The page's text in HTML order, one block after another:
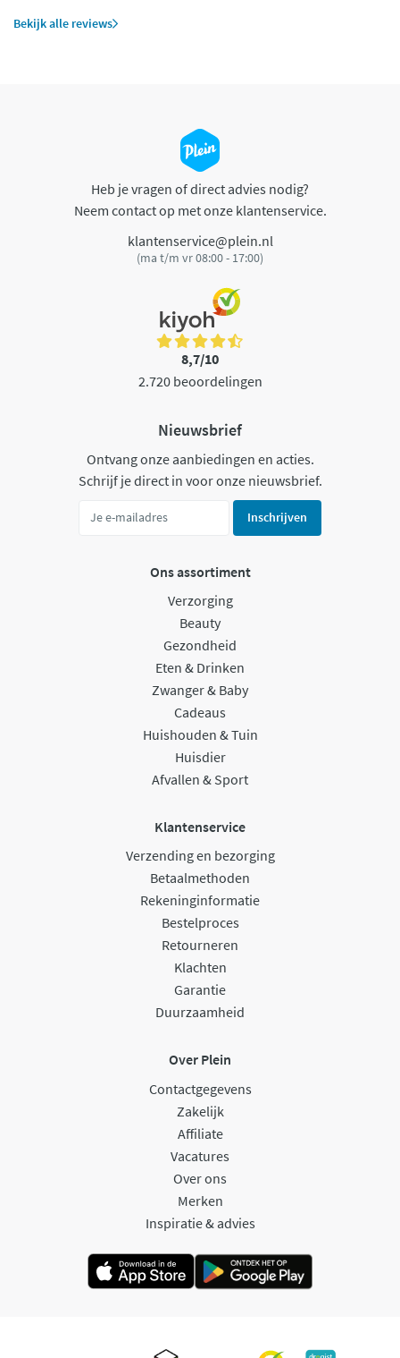
Bekijk alle reviews
Heb je vragen of direct advies nodig?
Neem contact op met onze klantenservice.
klantenservice@plein.nl
(ma t/m vr 08:00 - 17:00)
8,7/10
2.720 beoordelingen
Nieuwsbrief
Ontvang onze aanbiedingen en acties.
Schrijf je direct in voor onze nieuwsbrief.
Inschrijven
Ons assortiment
Verzorging
Beauty
Gezondheid
Eten & Drinken
Zwanger & Baby
Cadeaus
Huishouden & Tuin
Huisdier
Afvallen & Sport
Klantenservice
Verzending en bezorging
Betaalmethoden
Rekeninginformatie
Bestelproces
Retourneren
Klachten
Garantie
Duurzaamheid
Over Plein
Contactgegevens
Zakelijk
Affiliate
Vacatures
Over ons
Merken
Inspiratie & advies